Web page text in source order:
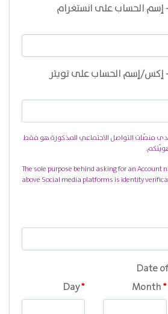
إسم الحساب على انستغرام‎ - Account Name on
إسم الحساب على تويتر‎/إكس - Account Name on
منصّات التواصل الاجتماعي المذكورة هو فقط
The sole purpose behind asking for an Account
above Social media platforms is identity
Day
Month